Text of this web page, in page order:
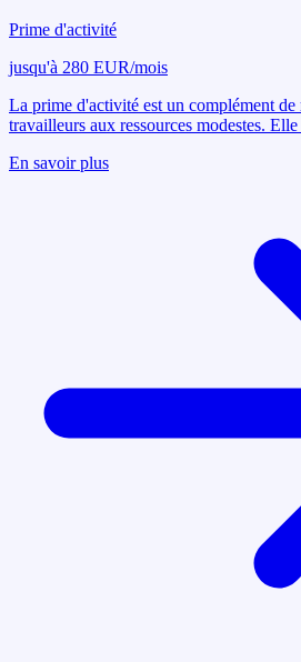
Prime d'activité
jusqu'à 280 EUR/mois
La prime d'activité est un complément de
travailleurs aux ressources modestes.
En savoir plus